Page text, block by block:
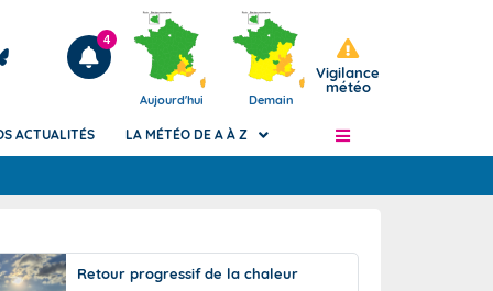
Articles
4
Aujourd'hui Demain
Vigilance
météo
Phénomènes dangereux de J+2 à J+7
ACTUALITÉS LA MÉTÉO DE A À Z
Retour progressif de la chaleur